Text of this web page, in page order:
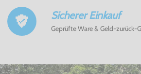
Sicherer Einkauf
Geprüfte Ware & Geld-zurück-